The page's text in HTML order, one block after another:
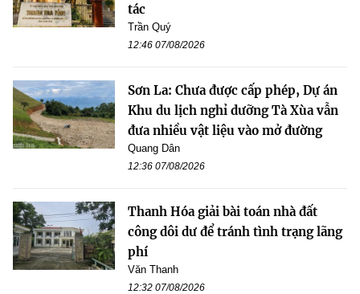
tác
Trần Quý
12:46 07/08/2026
Sơn La: Chưa được cấp phép, Dự án
Khu du lịch nghỉ dưỡng Tà Xùa vẫn
đưa nhiều vật liệu vào mở đường
Quang Dân
12:36 07/08/2026
Thanh Hóa giải bài toán nhà đất
công dôi dư để tránh tình trạng lãng
phí
Văn Thanh
12:32 07/08/2026